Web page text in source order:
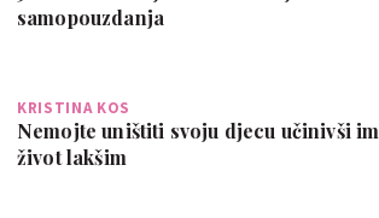
samopouzdanja
KRISTINA KOS
Nemojte uništiti svoju djecu učinivši im
život lakšim